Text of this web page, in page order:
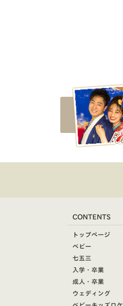
CONTENTS
トップページ
ベビー
七五三
入学・卒業
成人・卒業
ウェディング